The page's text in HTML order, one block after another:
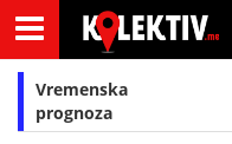
Vremenska
prognoza